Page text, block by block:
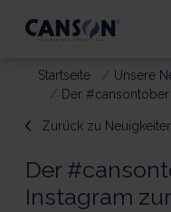
Startseite
Unsere
Der #cansontober
Zurück zu
Der
Instagram